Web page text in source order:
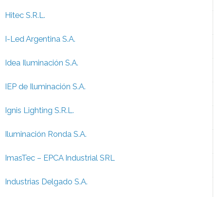
Hitec S.R.L.
I-Led Argentina S.A.
Idea Iluminación S.A.
IEP de Iluminación S.A.
Ignis Lighting S.R.L.
Iluminación Ronda S.A.
ImasTec – EPCA Industrial SRL
Industrias Delgado S.A.